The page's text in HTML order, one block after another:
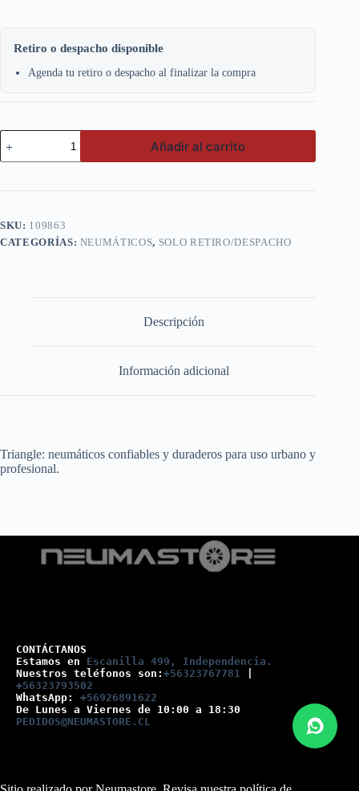
Retiro o despacho disponible
Agenda tu retiro o despacho al finalizar la compra
Goodride
14.00
R24
E-
516S
TUB.
Añadir al carrito
SKU: 109863
CATEGORÍAS: NEUMÁTICOS, SOLO RETIRO/DESPACHO
Descripción
Información adicional
Triangle: neumáticos confiables y duraderos para uso urbano y
profesional.
CONTÁCTANOS
Estamos en Escanilla 499, Independencia.
Nuestros teléfonos son: +56323767781
+56323793502
WhatsApp: +56926891622
De Lunes a Viernes de 10:00 a 18:30
PEDIDOS@NEUMASTORE.CL